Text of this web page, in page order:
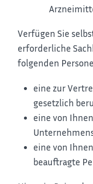
Verfügen Sie
erforderliche
folgenden
eine zur
gesetzlich
eine von
eine von
beauftragte